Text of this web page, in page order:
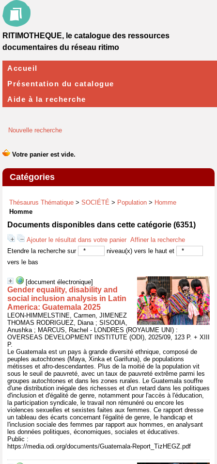
Nouvelle recherche
Catégories
Thésaurus Thématique > SOCIÉTÉ > Population > Homme
Homme
Documents disponibles dans cette catégorie (6351)
Ajouter le résultat dans votre panier Affiner la recherche
Etendre la recherche sur
niveau(x) vers le haut et
vers le bas
[document électronique]
Gender equality, disability and
social inclusion analysis in Latin
America: Guatemala 2025
LEON-HIMMELSTINE, Carmen, JIMENEZ
THOMAS RODRIGUEZ, Diana ; SISODIA,
Anushka ; MARCUS, Rachel - LONDRES (ROYAUME UNI) :
OVERSEAS DEVELOPMENT INSTITUTE (ODI), 2025/09, 123 P. + XIII
P.
Le Guatemala est un pays à grande diversité ethnique, composé de
peuples autochtones (Maya, Xinka et Garifuna), de populations
métisses et afro-descendantes. Plus de la moitié de la population vit
sous le seuil de pauvreté, avec un taux de pauvreté extrême parmi les
groupes autochtones et dans les zones rurales. Le Guatemala souffre
d'une distribution inégale des richesses et d'un retard dans les politiques
d'inclusion et d'égalité de genre, notamment pour l'accès à l'éducation,
la participation syndicale, le travail non rémunéré ou encore les
violences sexuelles et sexistes faites aux femmes. Ce rapport dresse
un tableau des écarts concernant l'égalité de genre, le handicap et
l'inclusion sociale des femmes par rapport aux hommes, en analysant
les données politiques, économiques, sociales et éducatives.
Public :
https://media.odi.org/documents/Guatemala-Report_TizHEGZ.pdf
RITIMOTHEQUE, le catalogue des ressources
documentaires du réseau ritimo
Accueil
Présentation du catalogue
Aide à la recherche